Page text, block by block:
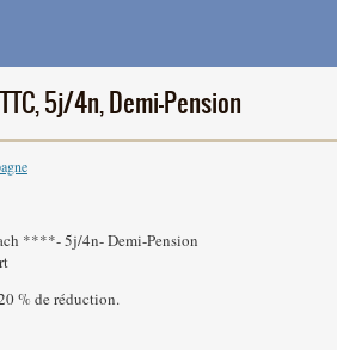
5j/4n, Demi-Pension
****- 5j/4n- Demi-Pension
% de réduction.